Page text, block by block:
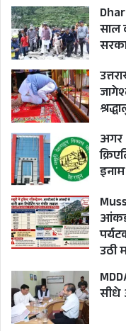
BJP
CONGRESS
HARDA VS
साल
इनाम
उठी
सीधे